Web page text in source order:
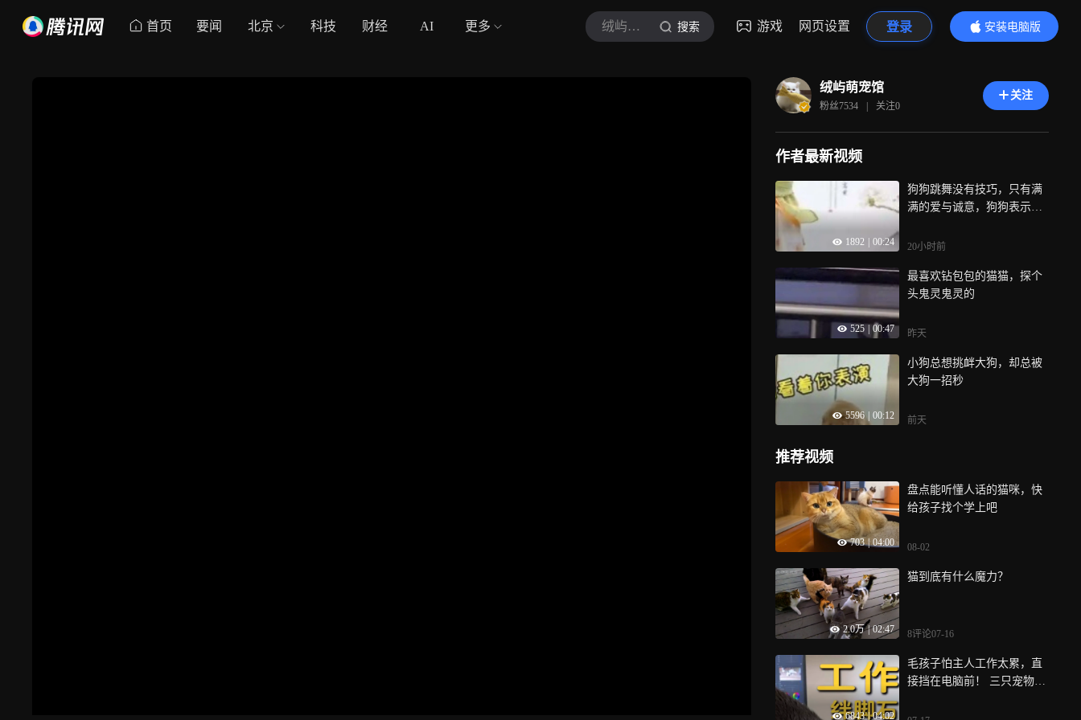
首页 要闻 北京 科技 财经 AI 更多 绒屿萌宠馆 搜索 游戏 网页设置 登录
安装电脑版
内容更精彩
绒屿萌宠馆
粉丝7534 | 关注0
关注
作者最新视频
1892 00:24
狗狗跳舞没有技巧，只有满
满的爱与诚意，狗狗表示我
20小时前
525 00:47
最喜欢钻包包的猫猫，探个
头鬼灵鬼灵的
昨天
5596 00:12
小狗总想挑衅大狗，却总被
大狗一招秒
前天
推荐视频
703 | 04:00
盘点能听懂人话的猫咪，快
给孩子找个学上吧
08-02
2.0万 | 02:47
猫到底有什么魔力？
8评论07-16
6843 | 04:02
毛孩子怕主人工作太累，直
接挡在电脑前！ 三只宠物和
作的绊脚石